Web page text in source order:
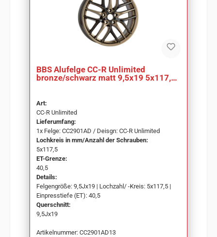
BBS Alufelge CC-R Unlimited
bronze/schwarz matt 9,5x19 5x117,5
Art:
CC-R Unlimited
Lieferumfang:
1x Felge: CC2901AD / Deisgn: CC-R Unlimited
Lochkreis in mm/Anzahl der Schrauben:
5x117,5
ET-Grenze:
40,5
Details:
Felgengröße: 9,5Jx19 | Lochzahl/ -Kreis: 5x117,5 |
Einpresstiefe (ET): 40,5
Querschnitt:
9,5Jx19
Artikelnummer: CC2901AD13